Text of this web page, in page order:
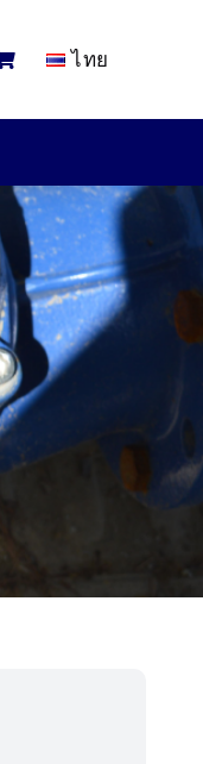
ไทย